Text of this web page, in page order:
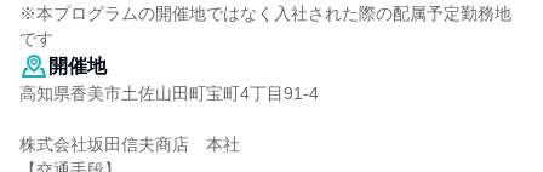
※本プログラムの開催地ではなく入社された際の配属予定勤務地
です
開催地
高知県香美市土佐山田町宝町4丁目91-4
株式会社坂田信夫商店 本社